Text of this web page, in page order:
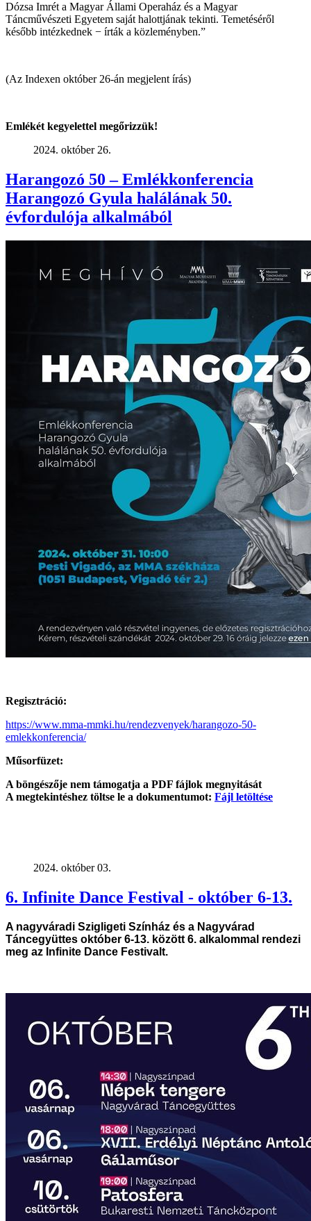
Dózsa Imrét a Magyar Állami Operaház és a Magyar
Táncművészeti Egyetem saját halottjának tekinti. Temetéséről
később intézkednek − írták a közleményben.”
(Az Indexen október 26-án megjelent írás)
Emlékét kegyelettel megőrizzük!
2024. október 26.
Harangozó 50 – Emlékkonferencia
Harangozó Gyula halálának 50.
évfordulója alkalmából
Regisztráció:
https://www.mma-mmki.hu/rendezvenyek/harangozo-50-
emlekkonferencia/
Műsorfüzet:
A böngészője nem támogatja a PDF fájlok megnyitását
A megtekintéshez töltse le a dokumentumot: Fájl letöltése
2024. október 03.
6. Infinite Dance Festival - október 6-13.
A nagyváradi Szigligeti Színház és a Nagyvárad
Táncegyüttes október 6-13. között 6. alkalommal rendezi
meg az Infinite Dance Festivalt.